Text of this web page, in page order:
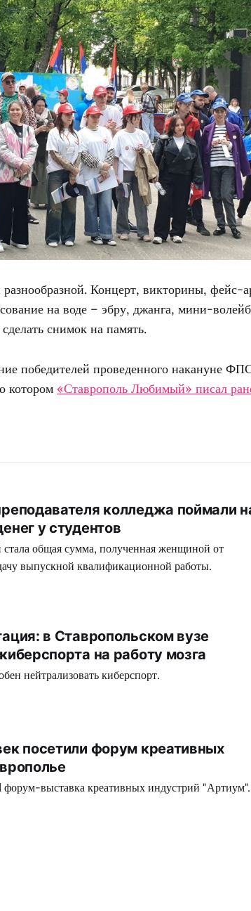
Концерт, викторины, фейс-
на воде – эбру, джанга, мини-
снимок на память.
победителей проведенного накануне
котором «Ставрополь Любимый» писал
колледжа поймали
у студентов
общая сумма, полученная женщиной от
выпускной квалификационной работы.
в Ставропольском вузе
на работу мозга
нейтрализовать киберспорт.
посетили форум креативных
выставка креативных индустрий "Артиум".